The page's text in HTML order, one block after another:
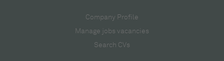
Company Profile
Manage jobs vacancies
Search CVs